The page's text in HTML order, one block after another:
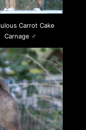
Carrot Cake
Carnage ♂